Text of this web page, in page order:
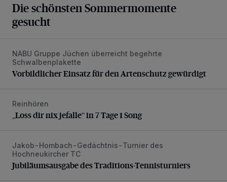
Die schönsten Sommermomente
gesucht
Vorbildlicher Einsatz für den Artenschutz gewürdigt
NABU Gruppe Jüchen überreicht begehrte
Schwalbenplakette
Vorbildlicher Einsatz für den Artenschutz gewürdigt
„Loss dir nix jefalle“ in 7 Tage 1 Song
Reinhören
„Loss dir nix jefalle“ in 7 Tage 1 Song
Jubiläumsausgabe des Traditions-Tennisturniers
Jakob-Hombach-Gedächtnis-Turnier des
Hochneukircher TC
Jubiläumsausgabe des Traditions-Tennisturniers